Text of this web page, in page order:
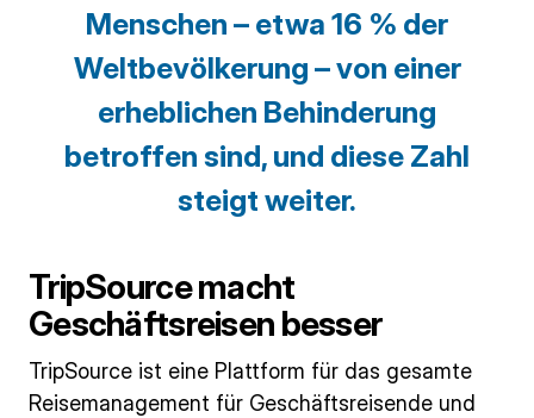
Menschen – etwa 16 % der
Weltbevölkerung – von einer
erheblichen Behinderung
betroffen sind, und diese Zahl
steigt weiter.
TripSource macht
Geschäftsreisen besser
TripSource ist eine Plattform für das gesamte
Reisemanagement für Geschäftsreisende und